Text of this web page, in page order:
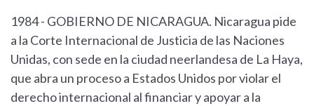
1984 - GOBIERNO DE NICARAGUA. Nicaragua pide
a la Corte Internacional de Justicia de las Naciones
Unidas, con sede en la ciudad neerlandesa de La Haya,
que abra un proceso a Estados Unidos por violar el
derecho internacional al financiar y apoyar a la